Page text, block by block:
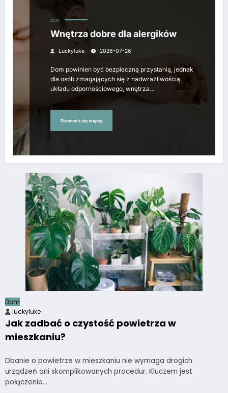
DOM
Wnętrza dobre dla alergików
Luckyluke 2026-07-26
Dom powinien być bezpieczną przystanią, jednak
dla osób zmagających się z nadwrażliwością
układu odpornościowego, wnętrza…
Dowiedz się więcej
Dom
luckyluke
Jak zadbać o czystość powietrza w
mieszkaniu?
Dbanie o powietrze w mieszkaniu nie wymaga drogich
urządzeń ani skomplikowanych procedur. Kluczem jest
połączenie…